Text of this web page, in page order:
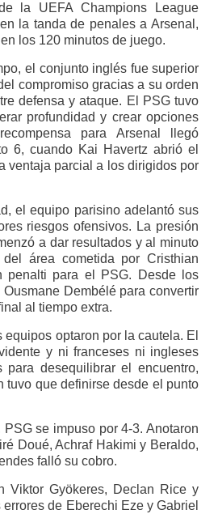
la UEFA Champions League
la tanda de penales a Arsenal,
los 120 minutos de juego.
el conjunto inglés fue superior
compromiso gracias a su orden
defensa y ataque. El PSG tuvo
profundidad y crear opciones
para Arsenal llegó
6, cuando Kai Havertz abrió el
ventaja parcial a los dirigidos por
el equipo parisino adelantó sus
riesgos ofensivos. La presión
a dar resultados y al minuto
área cometida por Cristhian
penalti para el PSG. Desde los
Dembélé para convertir
al tiempo extra.
equipos optaron por la cautela. El
y ni franceses ni ingleses
para desequilibrar el encuentro,
tuvo que definirse desde el punto
se impuso por 4-3. Anotaron
Doué, Achraf Hakimi y Beraldo,
falló su cobro.
Viktor Gyökeres, Declan Rice y
de Eberechi Eze y Gabriel